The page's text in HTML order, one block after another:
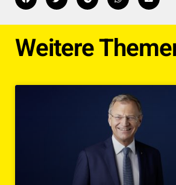
Weitere